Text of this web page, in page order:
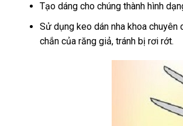
Tạo dáng cho chúng thành hình
Sử dụng keo dán nha khoa
chắn của răng giả, tránh bị rơi rớt.